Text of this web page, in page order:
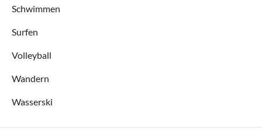
Schwimmen
Surfen
Volleyball
Wandern
Wasserski